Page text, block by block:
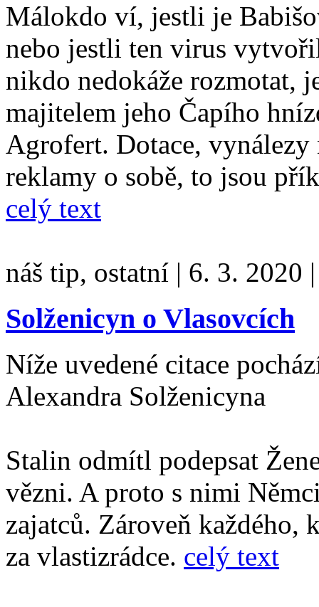
Málokdo ví, jestli je
nebo jestli ten virus
nikdo nedokáže rozmotat,
majitelem jeho Čapího
Agrofert. Dotace,
reklamy o sobě, to jsou
celý text
náš tip, ostatní | 6. 3. 2020
Solženicyn o Vlasovcích
Níže uvedené citace
Alexandra Solženicyna
Stalin odmítl podepsat
vězni. A proto s nimi
zajatců. Zároveň každého,
za vlastizrádce. celý text